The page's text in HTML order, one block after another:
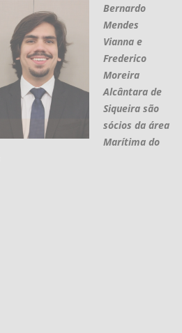
Bernardo
Mendes
Vianna e
Frederico
Moreira
Alcântara de
Siqueira são
sócios da área
Marítima do